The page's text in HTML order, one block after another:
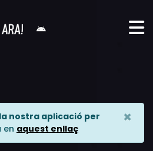
nostra aplicació per
en aquest enllaç
×